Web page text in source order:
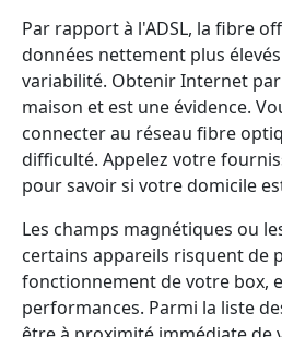
Par rapport à l'ADSL, la fibre
données nettement plus
variabilité. Obtenir Internet
maison et est une évidence.
connecter au réseau fibre
difficulté. Appelez votre
pour savoir si votre domicile
Les champs magnétiques ou
certains appareils risquent de
fonctionnement de votre box,
performances. Parmi la liste